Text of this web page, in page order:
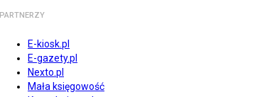
PARTNERZY
E-kiosk.pl
E-gazety.pl
Nexto.pl
Mała księgowość